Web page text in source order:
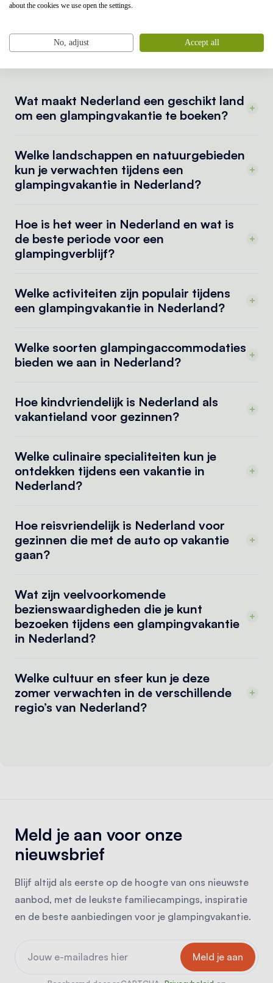
wastafel aanwezig. Op de veranda staat een
volledig ingerichte en luxe safaritent geniet je van
Wat maakt Nederland een geschikt land
om een glampingvakantie te boeken?
Welke landschappen en natuurgebieden
kun je verwachten tijdens een
glampingvakantie in Nederland?
Hoe is het weer in Nederland en wat is
de beste periode voor een
glampingverblijf?
Welke activiteiten zijn populair tijdens
een glampingvakantie in Nederland?
Welke soorten glampingaccommodaties
bieden we aan in Nederland?
Hoe kindvriendelijk is Nederland als
vakantieland voor gezinnen?
Welke culinaire specialiteiten kun je
ontdekken tijdens een vakantie in
Nederland?
Hoe reisvriendelijk is Nederland voor
gezinnen die met de auto op vakantie
gaan?
Wat zijn veelvoorkomende
bezienswaardigheden die je kunt
bezoeken tijdens een glampingvakantie
in Nederland?
Welke cultuur en sfeer kun je deze
zomer verwachten in de verschillende
regio’s van Nederland?
Meld je aan voor onze
nieuwsbrief
Blijf altijd als eerste op de hoogte van ons nieuwste
aanbod, met de leukste familiecampings, inspiratie
en de beste aanbiedingen voor je glampingvakantie.
about the cookies we use open the settings.
No, adjust Accept all